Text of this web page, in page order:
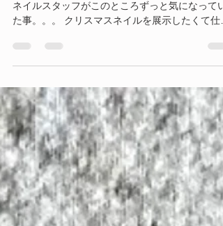
クリスマスネイル
日が落ちるのがとっても早くなりました。 私た
なかったのです。 １２月に入る前に出来、ちょ
ぴり安堵。 クリスマス頃に付け替えることを考
すると、もうそろそろでしょうか？...